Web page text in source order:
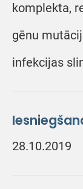
komplekta,
gēnu
infekcijas
28.10.2019